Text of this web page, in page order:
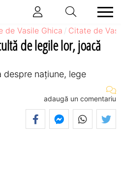
de Vasile Ghica Citate de
de legile lor, joacă
despre națiune, lege
adaugă un comentariu